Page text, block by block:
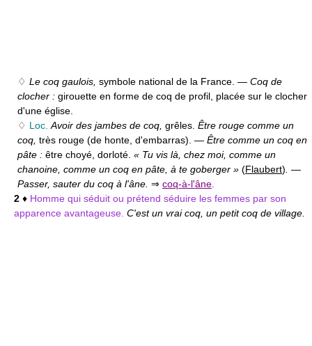
♢ Le coq gaulois, symbole national de la France. — Coq de
clocher : girouette en forme de coq de profil, placée sur le clocher
d'une église.
♢ Loc. Avoir des jambes de coq, grêles. Être rouge comme un
coq, très rouge (de honte, d'embarras). — Être comme un coq en
pâte : être choyé, dorloté. « Tu vis là, chez moi, comme un
chanoine, comme un coq en pâte, à te goberger » (Flaubert) —
Passer, sauter du coq à l'âne. ⇒ coq-à-l'âne
2 ♦ Homme qui séduit ou prétend séduire les femmes par son
apparence avantageuse. C'est un vrai coq, un petit coq de village.